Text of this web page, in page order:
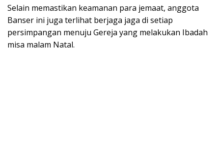
Selain memastikan keamanan para jemaat, anggota
Banser ini juga terlihat berjaga jaga di setiap
persimpangan menuju Gereja yang melakukan Ibadah
misa malam Natal.